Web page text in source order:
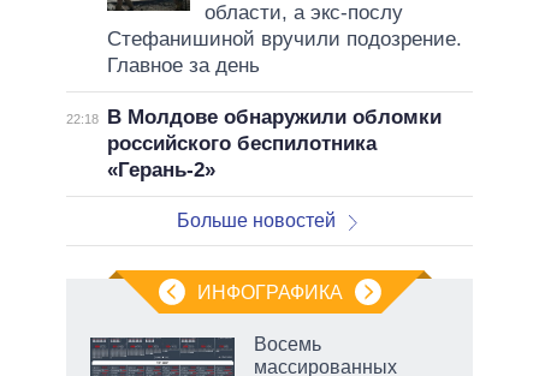
области, а экс-послу
Стефанишиной вручили подозрение.
Главное за день
22:18
В Молдове обнаружили обломки
российского беспилотника
«Герань-2»
Больше новостей
ИНФОГРАФИКА
Восемь
массированных